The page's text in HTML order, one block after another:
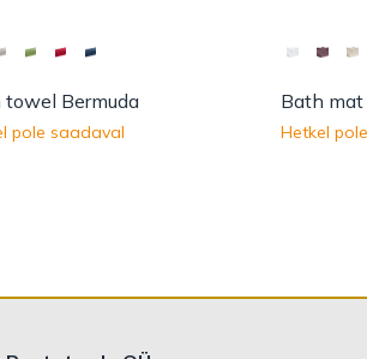
towel Bermuda
pole saadaval
Bath
Hetkel